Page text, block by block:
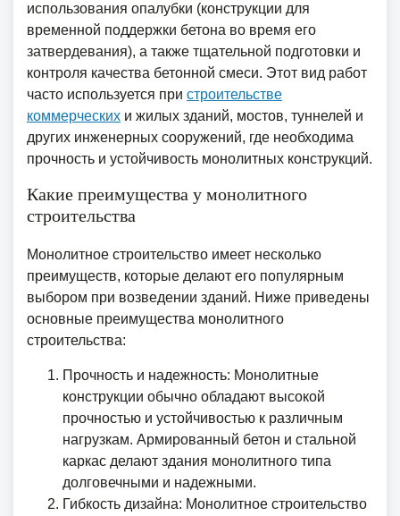
использования опалубки (конструкции для
временной поддержки бетона во время его
затвердевания), а также тщательной подготовки и
контроля качества бетонной смеси. Этот вид работ
часто используется при строительстве
коммерческих и жилых зданий, мостов, туннелей и
других инженерных сооружений, где необходима
прочность и устойчивость монолитных конструкций.
Какие преимущества у монолитного
строительства
Монолитное строительство имеет несколько
преимуществ, которые делают его популярным
выбором при возведении зданий. Ниже приведены
основные преимущества монолитного
строительства:
Прочность и надежность: Монолитные
конструкции обычно обладают высокой
прочностью и устойчивостью к различным
нагрузкам. Армированный бетон и стальной
каркас делают здания монолитного типа
долговечными и надежными.
Гибкость дизайна: Монолитное строительство